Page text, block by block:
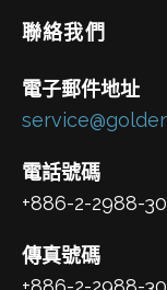
聯絡我們
電子郵件地址
電話號碼
+886-2-2988-
傳真號碼